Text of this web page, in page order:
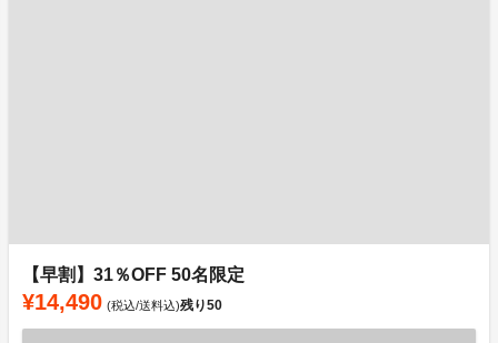
【早割】31％OFF 50名限定
¥14,490 (税込/送料込)残り50